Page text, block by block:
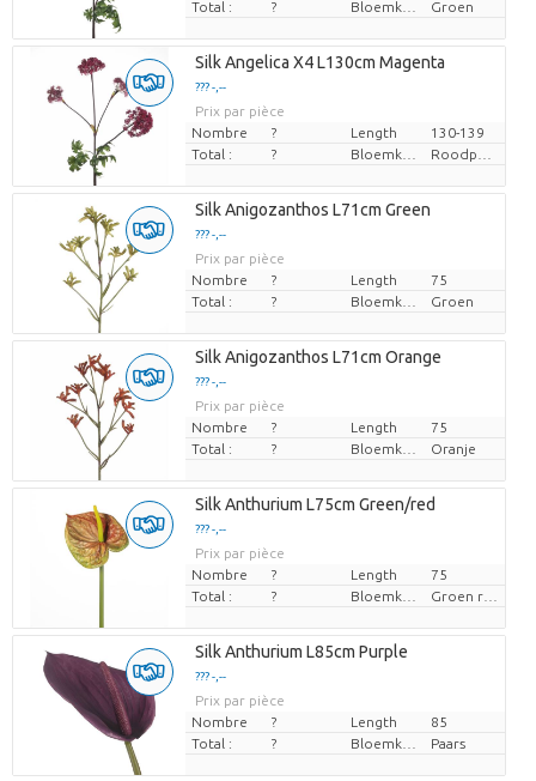
Total : ? Groen
Silk Angelica X4 L130cm Magenta
??? -,--
Prix par pièce
Nombre
? Length
130-139
Total :
?
Silk Anigozanthos L71cm Green
??? -,--
Prix par pièce
Nombre
? Length
75
Total :
? Groen
Silk Anigozanthos L71cm Orange
??? -,--
Prix par pièce
Nombre
? Length
75
Total :
? Oranje
Silk Anthurium L75cm Green/red
??? -,--
Prix par pièce
Nombre
? Length
75
Total :
?
Silk Anthurium L85cm Purple
??? -,--
Prix par pièce
Nombre
? Length
85
Total :
? Paars